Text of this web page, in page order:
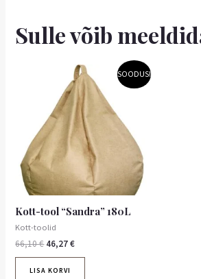
Sulle võib
SOODUS!
Kott-tool “Sandra” 180L
Kott-toolid
66,10€
66,10 €.
46,27€
Praegune
hind
on:
46,27 €.
LISA KORVI